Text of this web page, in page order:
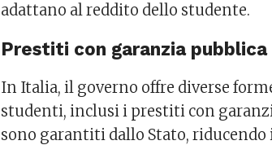
adattano al reddito dello studente.
Prestiti con garanzia pubblica
In Italia, il governo offre diverse
studenti, inclusi i prestiti con
sono garantiti dallo Stato, riducendo